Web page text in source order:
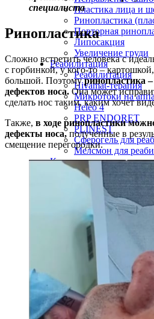
Пластика лица и
Ринопластика
Повторная
Липосакция
Увеличение груди
Реабилитация
Реабилитация
Hivamat-терапия
Микротоки на
Heleo 4
PRP ENDORET
PLINEST
Сферогель для
Мелсмон для
Косметология
Пациенту
О клинике
Лицензии
Специалисты
Отзывы пациентов
Популярные
Подготовка к
Иногороднему
Список анализов
Стационар
Наркоз
Видео
Блог
Контакты
специалиста
Ринопластика
Сложно встретить человека с
с горбинкой, у кого-то –
большой. Поэтомуринопластика
дефектов носа. Она может
сделать нос таким, каким хочет
Также, в ходе ринопластики
дефекты носа,полученные в
смещение перегородки.